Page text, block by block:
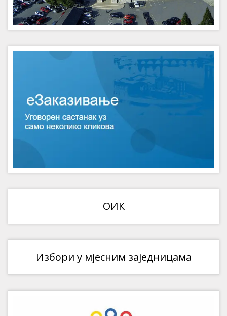
ОИК
Избори у мјесним заједницама